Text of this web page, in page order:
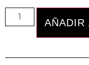
AÑADIR